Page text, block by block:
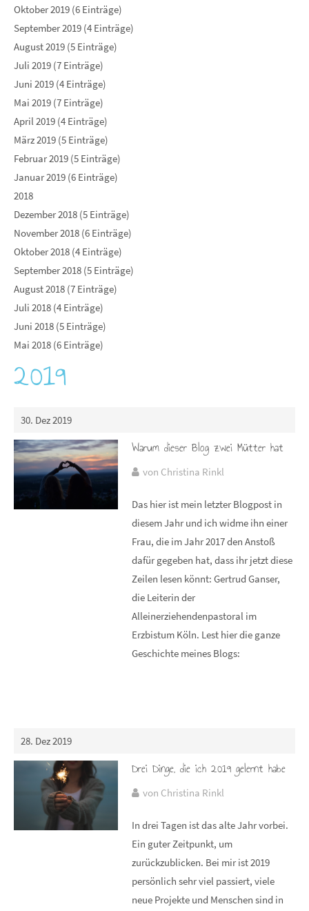
Oktober 2019 (6 Einträge)
September 2019 (4 Einträge)
August 2019 (5 Einträge)
Juli 2019 (7 Einträge)
Juni 2019 (4 Einträge)
Mai 2019 (7 Einträge)
April 2019 (4 Einträge)
März 2019 (5 Einträge)
Februar 2019 (5 Einträge)
Januar 2019 (6 Einträge)
2018
Dezember 2018 (5 Einträge)
November 2018 (6 Einträge)
Oktober 2018 (4 Einträge)
September 2018 (5 Einträge)
August 2018 (7 Einträge)
Juli 2018 (4 Einträge)
Juni 2018 (5 Einträge)
Mai 2018 (6 Einträge)
2019
30. Dez 2019
Warum dieser Blog zwei Mütter hat
von Christina Rinkl
Das hier ist mein letzter Blogpost in
diesem Jahr und ich widme ihn einer
Frau, die im Jahr 2017 den Anstoß
dafür gegeben hat, dass ihr jetzt diese
Zeilen lesen könnt: Gertrud Ganser,
die Leiterin der
Alleinerziehendenpastoral im
Erzbistum Köln. Lest hier die ganze
Geschichte meines Blogs:
28. Dez 2019
Drei Dinge, die ich 2019 gelernt habe
von Christina Rinkl
In drei Tagen ist das alte Jahr vorbei.
Ein guter Zeitpunkt, um
zurückzublicken. Bei mir ist 2019
persönlich sehr viel passiert, viele
neue Projekte und Menschen sind in